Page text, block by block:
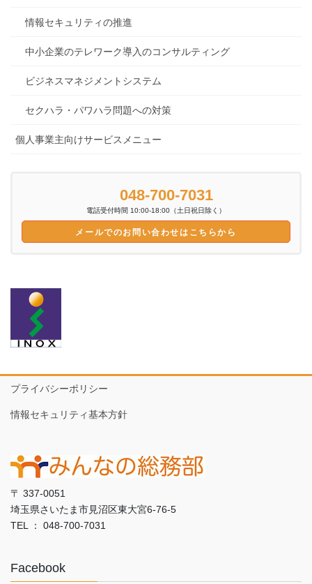
情報セキュリティの推進
中小企業のテレワーク導入のコンサルティング
ビジネスマネジメントシステム
セクハラ・パワハラ問題への対策
個人事業主向けサービスメニュー
048-700-7031
電話受付時間 10:00-18:00（土日祝日除く）
メールでのお問い合わせはこちらから
プライバシーポリシー
情報セキュリティ基本方針
〒 337-0051
埼玉県さいたま市見沼区東大宮6-76-5
TEL ： 048-700-7031
Facebook